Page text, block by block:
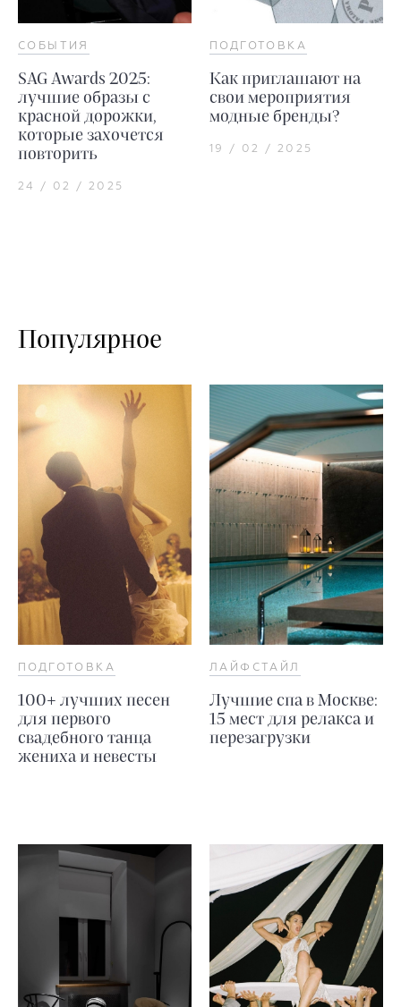
СОБЫТИЯ
SAG Awards 2025:
лучшие образы с
красной дорожки,
которые захочется
повторить
24 / 02 / 2025
ПОДГОТОВКА
Как приглашают на
свои мероприятия
модные бренды?
19 / 02 / 2025
Популярное
ПОДГОТОВКА
100+ лучших песен
для первого
свадебного танца
жениха и невесты
ЛАЙФСТАЙЛ
Лучшие спа в Москве:
15 мест для релакса и
перезагрузки